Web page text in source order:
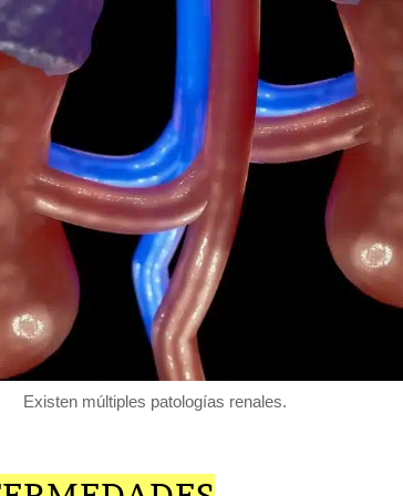
Existen múltiples patologías renales.